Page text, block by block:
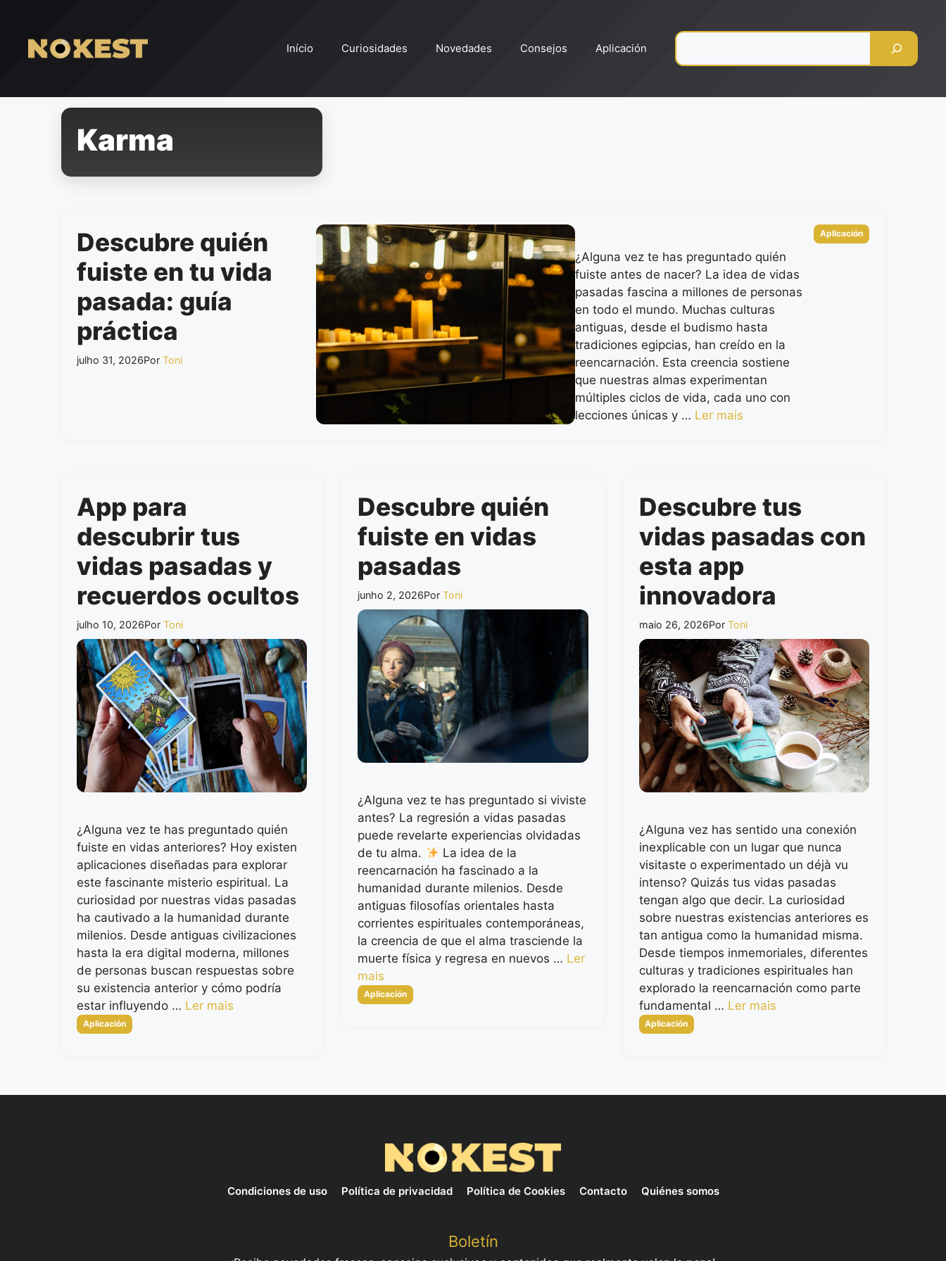
conteúdo
Início Curiosidades Novedades Consejos Aplicación
Karma
Descubre quién
fuiste en tu vida
pasada: guía
práctica
julho 31, 2026Por Toni
¿Alguna vez te has preguntado quién
fuiste antes de nacer? La idea de vidas
pasadas fascina a millones de personas
en todo el mundo. Muchas culturas
antiguas, desde el budismo hasta
tradiciones egipcias, han creído en la
reencarnación. Esta creencia sostiene
que nuestras almas experimentan
múltiples ciclos de vida, cada uno con
lecciones únicas y … Ler mais
Categorias
Aplicación
App para
descubrir tus
vidas pasadas y
recuerdos ocultos
julho 10, 2026Por Toni
¿Alguna vez te has preguntado quién
fuiste en vidas anteriores? Hoy existen
aplicaciones diseñadas para explorar
este fascinante misterio espiritual. La
curiosidad por nuestras vidas pasadas
ha cautivado a la humanidad durante
milenios. Desde antiguas civilizaciones
hasta la era digital moderna, millones
de personas buscan respuestas sobre
su existencia anterior y cómo podría
estar influyendo … Ler mais
Categorias
Aplicación
Descubre quién
fuiste en vidas
pasadas
junho 2, 2026PorToni
¿Alguna vez te has preguntado si viviste
antes? La regresión a vidas pasadas
puede revelarte experiencias olvidadas
de tu alma.
La idea de la
reencarnación ha fascinado a la
humanidad durante milenios. Desde
antiguas filosofías orientales hasta
corrientes espirituales contemporáneas,
la creencia de que el alma trasciende la
muerte física y regresa en nuevos … Ler
mais
Categorias
Aplicación
Descubre tus
vidas pasadas con
esta app
innovadora
maio 26, 2026Por Toni
¿Alguna vez has sentido una conexión
inexplicable con un lugar que nunca
visitaste o experimentado un déjà vu
intenso? Quizás tus vidas pasadas
tengan algo que decir. La curiosidad
sobre nuestras existencias anteriores es
tan antigua como la humanidad misma.
Desde tiempos inmemoriales, diferentes
culturas y tradiciones espirituales han
explorado la reencarnación como parte
fundamental … Ler mais
Categorias
Aplicación
Condiciones de uso Política de privacidad Política de Cookies Contacto Quiénes somos
Boletín